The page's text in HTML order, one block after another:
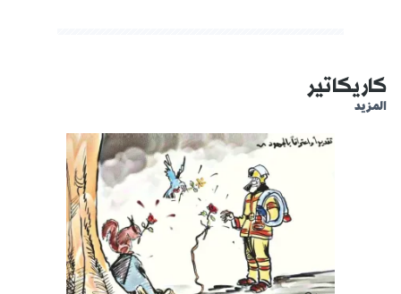
كاريكاتير
المزيد